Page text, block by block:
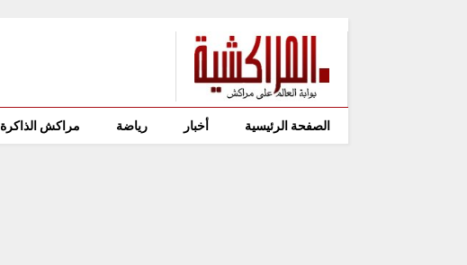
الصفحة الرئيسية أخبار رياضة مراكش الذاكرة